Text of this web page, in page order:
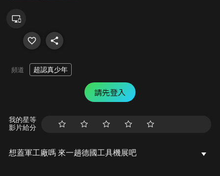
頻道 超認真少年
請先登入
我的星等
影片給分
想蓋軍工廠嗎 來一趟德國工具機展吧